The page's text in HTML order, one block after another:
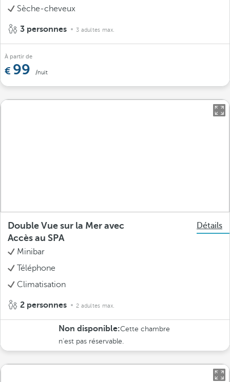
Sèche-cheveux
3 personnes 3 adultes max.
À partir de
99 /nuit
Double Vue sur la Mer avec
Accès au SPA
Détails
Minibar
Téléphone
Climatisation
2 personnes 2 adultes max.
Non disponible:Cette chambre
n’est pas réservable.